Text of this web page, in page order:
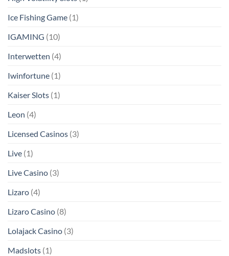
Ice Fishing Game (1)
IGAMING (10)
Interwetten (4)
Iwinfortune (1)
Kaiser Slots (1)
Leon (4)
Licensed Casinos (3)
Live (1)
Live Casino (3)
Lizaro (4)
Lizaro Casino (8)
Lolajack Casino (3)
Madslots (1)